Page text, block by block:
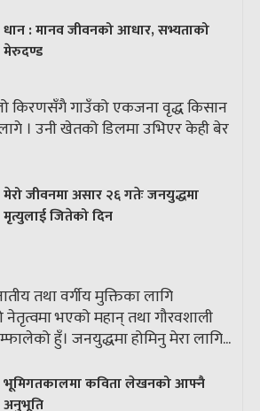
धान : मानव जीवनको आधार, सभ्यताको
मेरुदण्ड
किरणसँगै गाउँको एकजना वृद्ध किसान
। उनी खेतको डिलमा उभिएर केही बेर
मेरो जीवनमा असार २६ गतेः जनयुद्धमा
मृत्युलाई जितेको दिन
तथा वर्गीय मुक्तिका लागि
भएको महान् तथा गौरवशाली
हुँ। जनयुद्धमा होमिनु मेरा लागि...
भूमिगतकालमा कविता लेखनको आफ्नै
अनुभूति